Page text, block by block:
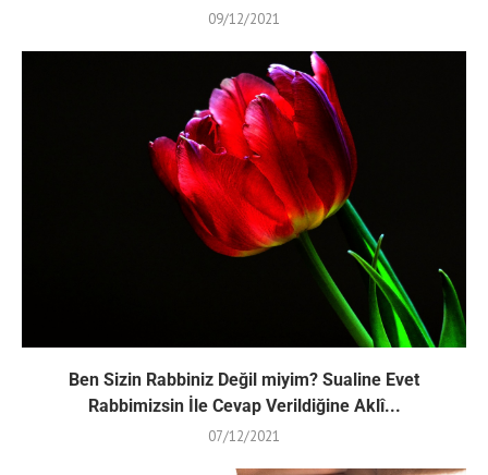
09/12/2021
Ben Sizin Rabbiniz Değil miyim? Sualine Evet
Rabbimizsin İle Cevap Verildiğine Aklî...
07/12/2021